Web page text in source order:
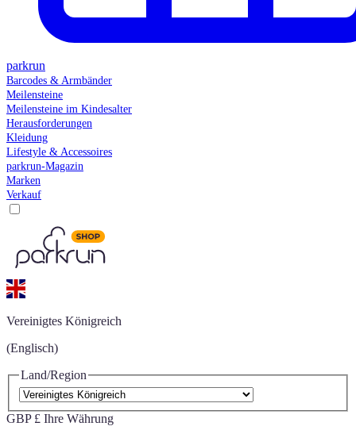
parkrun
Barcodes & Armbänder
Meilensteine
Meilensteine im Kindesalter
Herausforderungen
Kleidung
Lifestyle & Accessoires
parkrun-Magazin
Marken
Verkauf
Vereinigtes Königreich
(Englisch)
Land/Region
GBP £ Ihre Währung